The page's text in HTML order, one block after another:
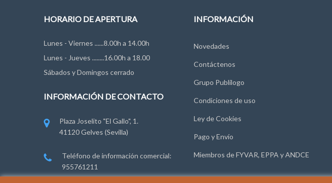
HORARIO DE APERTURA
Lunes - Viernes ......8.00h a 14.00h
Lunes - Jueves ........16.00h a 18.00
Sábados y Domingos cerrado
INFORMACIÓN DE CONTACTO
Plaza Joselito "El Gallo", 1.
41120 Gelves (Sevilla)
Teléfono de información comercial:
955761211
INFORMACIÓN
Novedades
Contáctenos
Grupo Publilogo
Condiciones de uso
Ley de Cookies
Pago y Envío
Miembros de FYVAR, EPPA y ANDCE